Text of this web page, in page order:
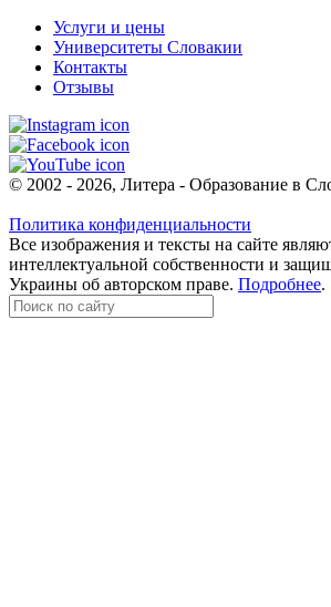
Услуги и цены
Университеты Словакии
Контакты
Отзывы
© 2002 - 2026, Литера - Образование в
Политика конфиденциальности
Все изображения и тексты на сайте
интеллектуальной собственности и
Украины об авторском праве. Подробнее.